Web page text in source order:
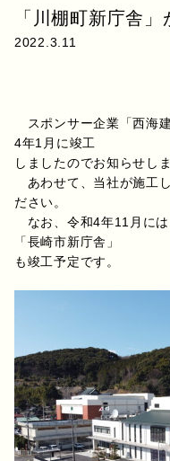
「川棚町新庁舎」
2022.3.11
スポンサー企業「西海
4年1月に竣工
しましたのでお知らせしま
あわせて、当社が施工
ださい。
なお、令和4年11月に
「長崎市新庁舎」
も竣工予定です。